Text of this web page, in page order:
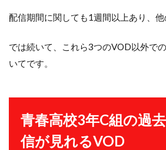
配信期間に関しても1週間以上あり、他
では続いて、これら3つのVOD以外で
いてです。
青春高校3年C組の過
信が見れるVOD